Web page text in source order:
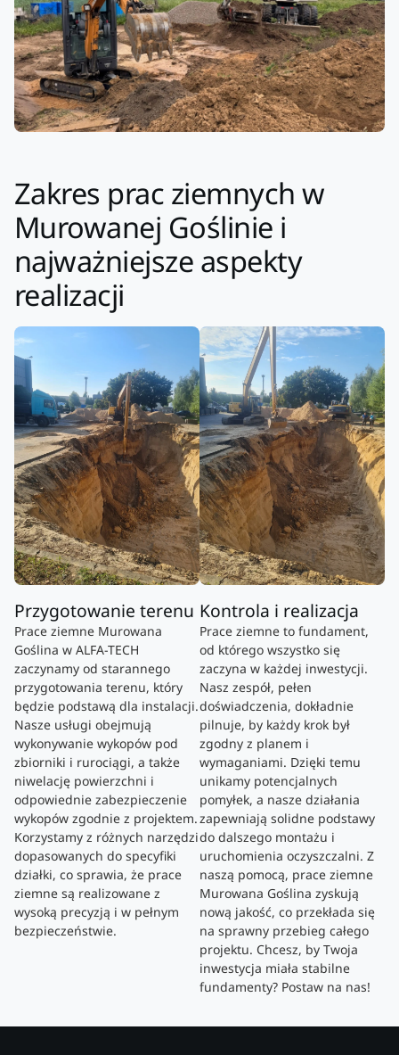
Zakres prac ziemnych w
Murowanej Goślinie i
najważniejsze aspekty
realizacji
Przygotowanie terenu
Prace ziemne Murowana
Goślina w ALFA-TECH
zaczynamy od starannego
przygotowania terenu, który
będzie podstawą dla instalacji.
Nasze usługi obejmują
wykonywanie wykopów pod
zbiorniki i rurociągi, a także
niwelację powierzchni i
odpowiednie zabezpieczenie
wykopów zgodnie z projektem.
Korzystamy z różnych narzędzi
dopasowanych do specyfiki
działki, co sprawia, że prace
ziemne są realizowane z
wysoką precyzją i w pełnym
bezpieczeństwie.
Kontrola i realizacja
Prace ziemne to fundament,
od którego wszystko się
zaczyna w każdej inwestycji.
Nasz zespół, pełen
doświadczenia, dokładnie
pilnuje, by każdy krok był
zgodny z planem i
wymaganiami. Dzięki temu
unikamy potencjalnych
pomyłek, a nasze działania
zapewniają solidne podstawy
do dalszego montażu i
uruchomienia oczyszczalni. Z
naszą pomocą, prace ziemne
Murowana Goślina zyskują
nową jakość, co przekłada się
na sprawny przebieg całego
projektu. Chcesz, by Twoja
inwestycja miała stabilne
fundamenty? Postaw na nas!